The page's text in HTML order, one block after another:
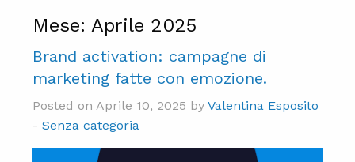
Mese:Aprile 2025
Brand activation: campagne di
marketing fatte con emozione.
Posted on Aprile 10, 2025 byValentina Esposito
-Senza categoria